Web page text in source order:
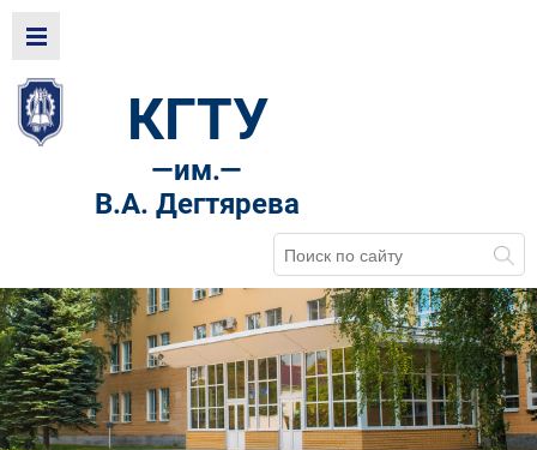
КГТУ
—им.—
В.А. Дегтярева